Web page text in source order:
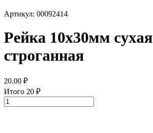
Артикул: 00092414
Рейка 10х30мм сухая
строганная
20.00 ₽
Итого 20 ₽